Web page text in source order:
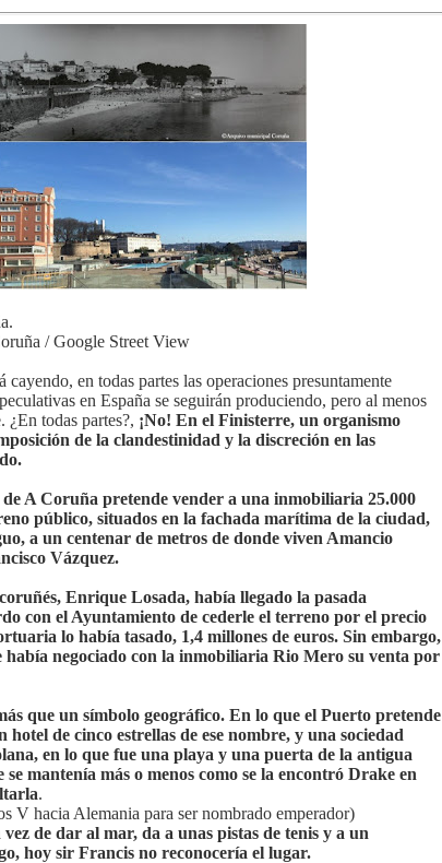
/ Google Street View
cayendo, en todas partes las operaciones presuntamente
en España se seguirán produciendo, pero al menos
todas partes?, ¡No! En el Finisterre, un organismo
de la clandestinidad y la discreción en las
A Coruña pretende vender a una inmobiliaria 25.000
público, situados en la fachada marítima de la ciudad,
a un centenar de metros de donde viven Amancio
Vázquez.
Enrique Losada, había llegado la pasada
con el Ayuntamiento de cederle el terreno por el precio
lo había tasado, 1,4 millones de euros. Sin embargo,
había negociado con la inmobiliaria Rio Mero su venta por
que un símbolo geográfico. En lo que el Puerto pretende
hotel de cinco estrellas de ese nombre, y una sociedad
en lo que fue una playa y una puerta de la antigua
mantenía más o menos como se la encontró Drake en
.
V hacia Alemania para ser nombrado emperador)
de dar al mar, da a unas pistas de tenis y a un
hoy sir Francis no reconocería el lugar.